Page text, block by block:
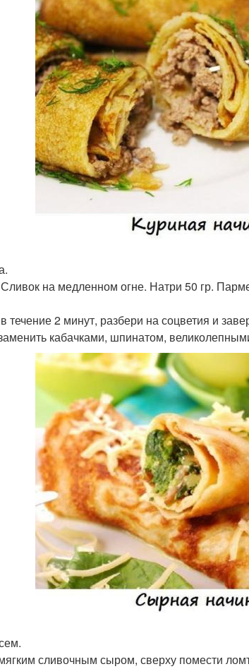
на медленном огне. Натри 50 гр.
течение 2 минут, разбери на соцветия и
кабачками, шпинатом,
сливочным сыром, сверху помести